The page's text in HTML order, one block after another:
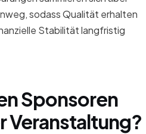
sodass Qualität erhalten
Stabilität langfristig
Sponsoren
Veranstaltung?